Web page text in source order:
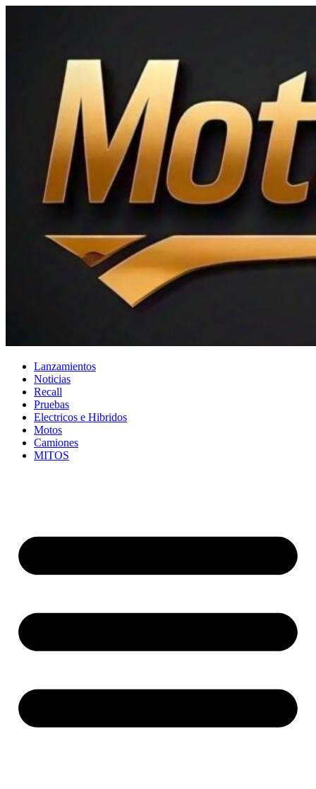
Lanzamientos
Noticias
Recall
Pruebas
Electricos e Hibridos
Motos
Camiones
MITOS